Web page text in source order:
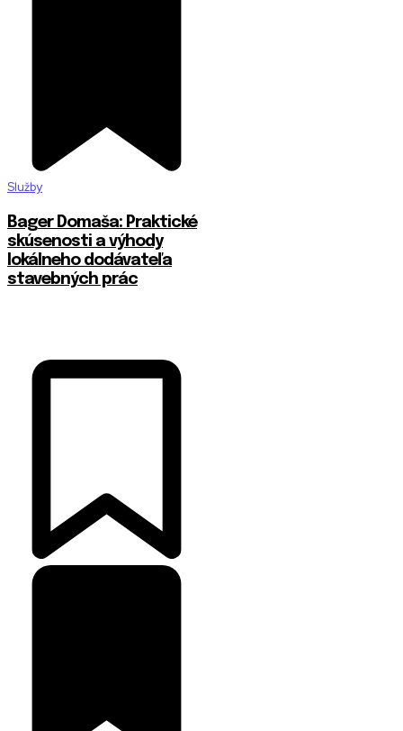
Služby
Bager Domaša: Praktické
skúsenosti a výhody
lokálneho dodávateľa
stavebných prác